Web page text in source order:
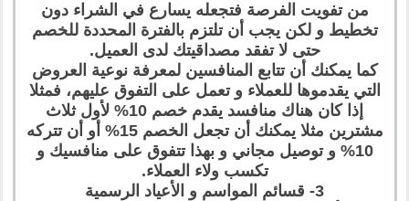
من تفويت الفرصة فتجعله يسارع في الشراء دون
تخطيط و لكن يجب أن تلتزم بالفترة المحددة للخصم
حتى لا تفقد مصداقيتك لدى العميل.
كما يمكنك أن تتابع المنافسين لمعرفة نوعية العروض
التي يقدموها للعملاء و تعمل على التفوق عليهم، فمثلا
إذا كان هناك منافسد يقدم خصم 10% لأول ثلاث
مشترين مثلا يمكنك أن تجعل الخصم 15% أو أن تتركه
10% و توصيل مجاني و بهذا تتفوق على منافسيك و
تكسب ولاء العملاء.
3- قسائم المواسم و الأعياد الرسمية